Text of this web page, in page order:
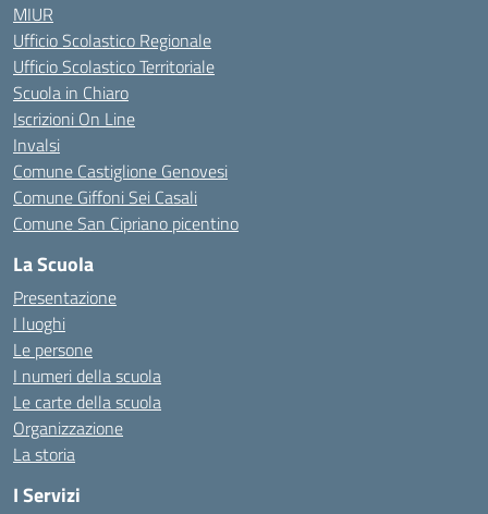
MIUR
Ufficio Scolastico Regionale
Ufficio Scolastico Territoriale
Scuola in Chiaro
Iscrizioni On Line
Invalsi
Comune Castiglione Genovesi
Comune Giffoni Sei Casali
Comune San Cipriano picentino
La Scuola
Presentazione
I luoghi
Le persone
I numeri della scuola
Le carte della scuola
Organizzazione
La storia
I Servizi